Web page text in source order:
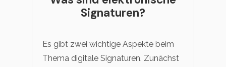
Signaturen?
Es gibt zwei wichtige Aspekte beim
Thema digitale Signaturen. Zunächst